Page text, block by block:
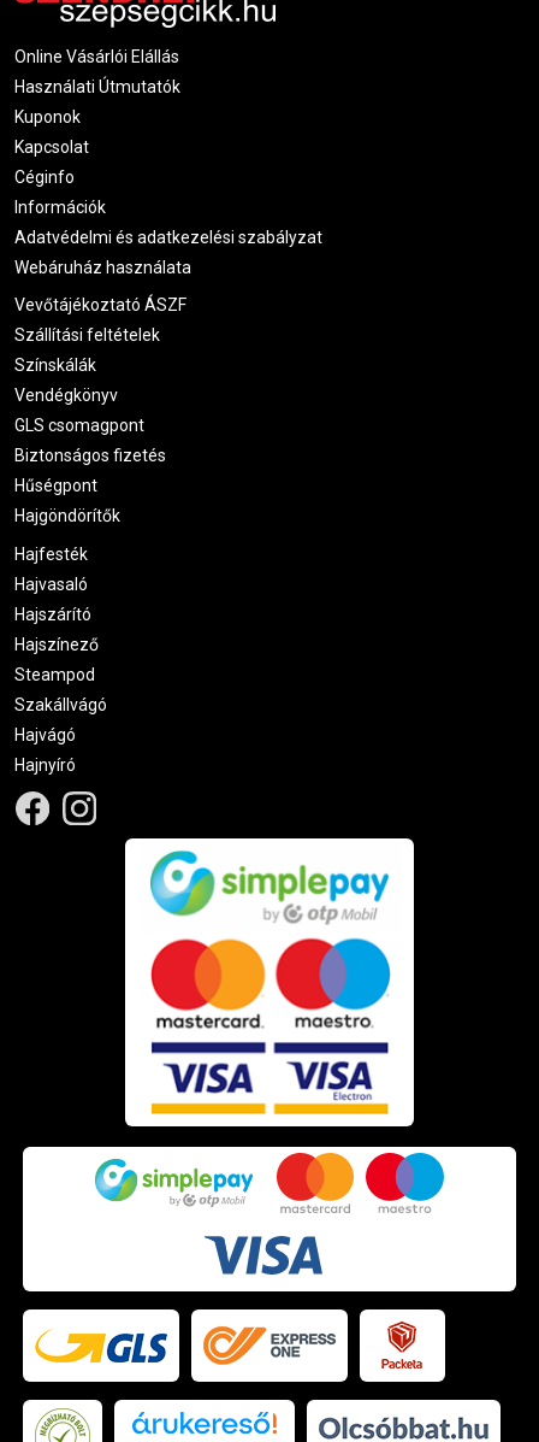
Online Vásárlói Elállás
Használati Útmutatók
Kuponok
Kapcsolat
Céginfo
Információk
Adatvédelmi és adatkezelési szabályzat
Webáruház használata
Vevőtájékoztató ÁSZF
Szállítási feltételek
Színskálák
Vendégkönyv
GLS csomagpont
Biztonságos fizetés
Hűségpont
Hajgöndörítők
Hajfesték
Hajvasaló
Hajszárító
Hajszínező
Steampod
Szakállvágó
Hajvágó
Hajnyíró